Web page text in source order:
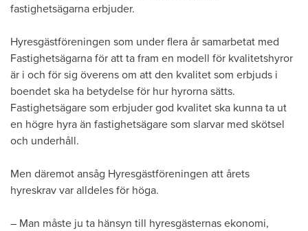
fastighetsägarna erbjuder.
Hyresgästföreningen som under flera år samarbetat med
Fastighetsägarna för att ta fram en modell för kvalitetshyror
är i och för sig överens om att den kvalitet som erbjuds i
boendet ska ha betydelse för hur hyrorna sätts.
Fastighetsägare som erbjuder god kvalitet ska kunna ta ut
en högre hyra än fastighetsägare som slarvar med skötsel
och underhåll.
Men däremot ansåg Hyresgästföreningen att årets
hyreskrav var alldeles för höga.
– Man måste ju ta hänsyn till hyresgästernas ekonomi,